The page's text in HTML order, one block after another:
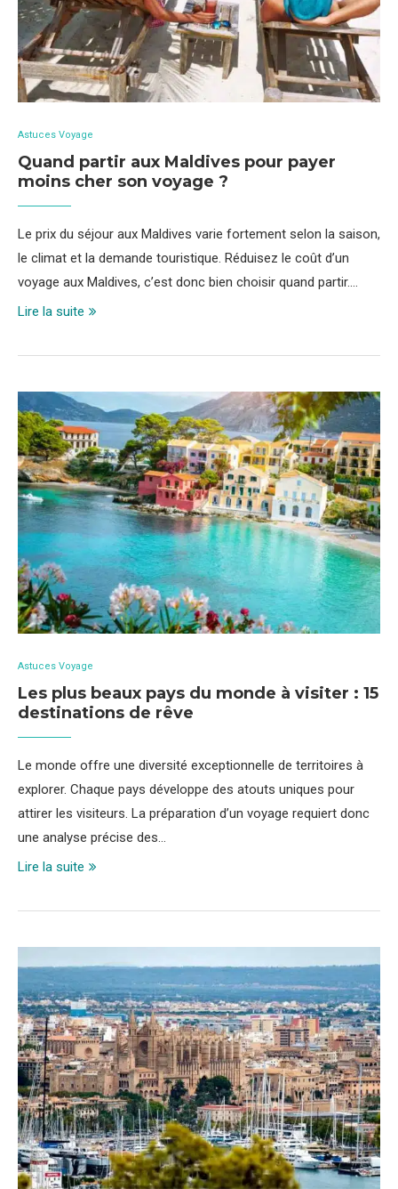
Astuces Voyage
Quand partir aux Maldives pour payer
moins cher son voyage ?
Le prix du séjour aux Maldives varie fortement selon la saison,
le climat et la demande touristique. Réduisez le coût d’un
voyage aux Maldives, c’est donc bien choisir quand partir.…
Lire la suite
Astuces Voyage
Les plus beaux pays du monde à visiter : 15
destinations de rêve
Le monde offre une diversité exceptionnelle de territoires à
explorer. Chaque pays développe des atouts uniques pour
attirer les visiteurs. La préparation d’un voyage requiert donc
une analyse précise des…
Lire la suite